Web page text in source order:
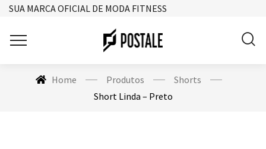
SUA MARCA OFICIAL DE MODA FITNESS
Home Produtos
Shorts
Short Linda – Preto